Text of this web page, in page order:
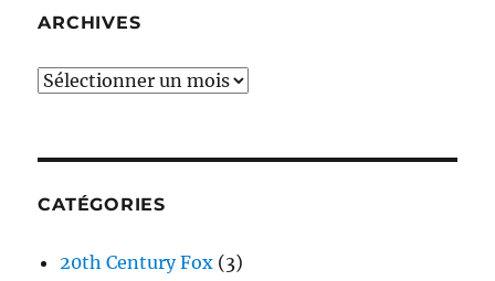
ARCHIVES
Archives
CATÉGORIES
20th Century Fox (3)